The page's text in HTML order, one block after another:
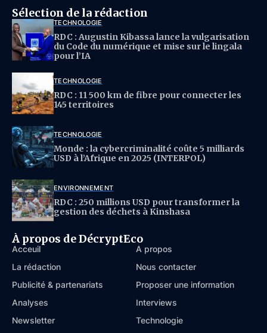
Sélection de la rédaction
TECHNOLOGIE
RDC : Augustin Kibassa lance la vulgarisation
du Code du numérique et mise sur le lingala
pour l’IA
TECHNOLOGIE
RDC : 11 500 km de fibre pour connecter les
145 territoires
TECHNOLOGIE
Monde : la cybercriminalité coûte 5 milliards
USD à l’Afrique en 2025 (INTERPOL)
ENVIRONNEMENT
RDC : 250 millions USD pour transformer la
gestion des déchets à Kinshasa
À propos de DécryptEco
Acceuil
À propos
La rédaction
Nous contacter
Publicité & partenariats
Proposer une information
Analyses
Interviews
Newsletter
Technologie